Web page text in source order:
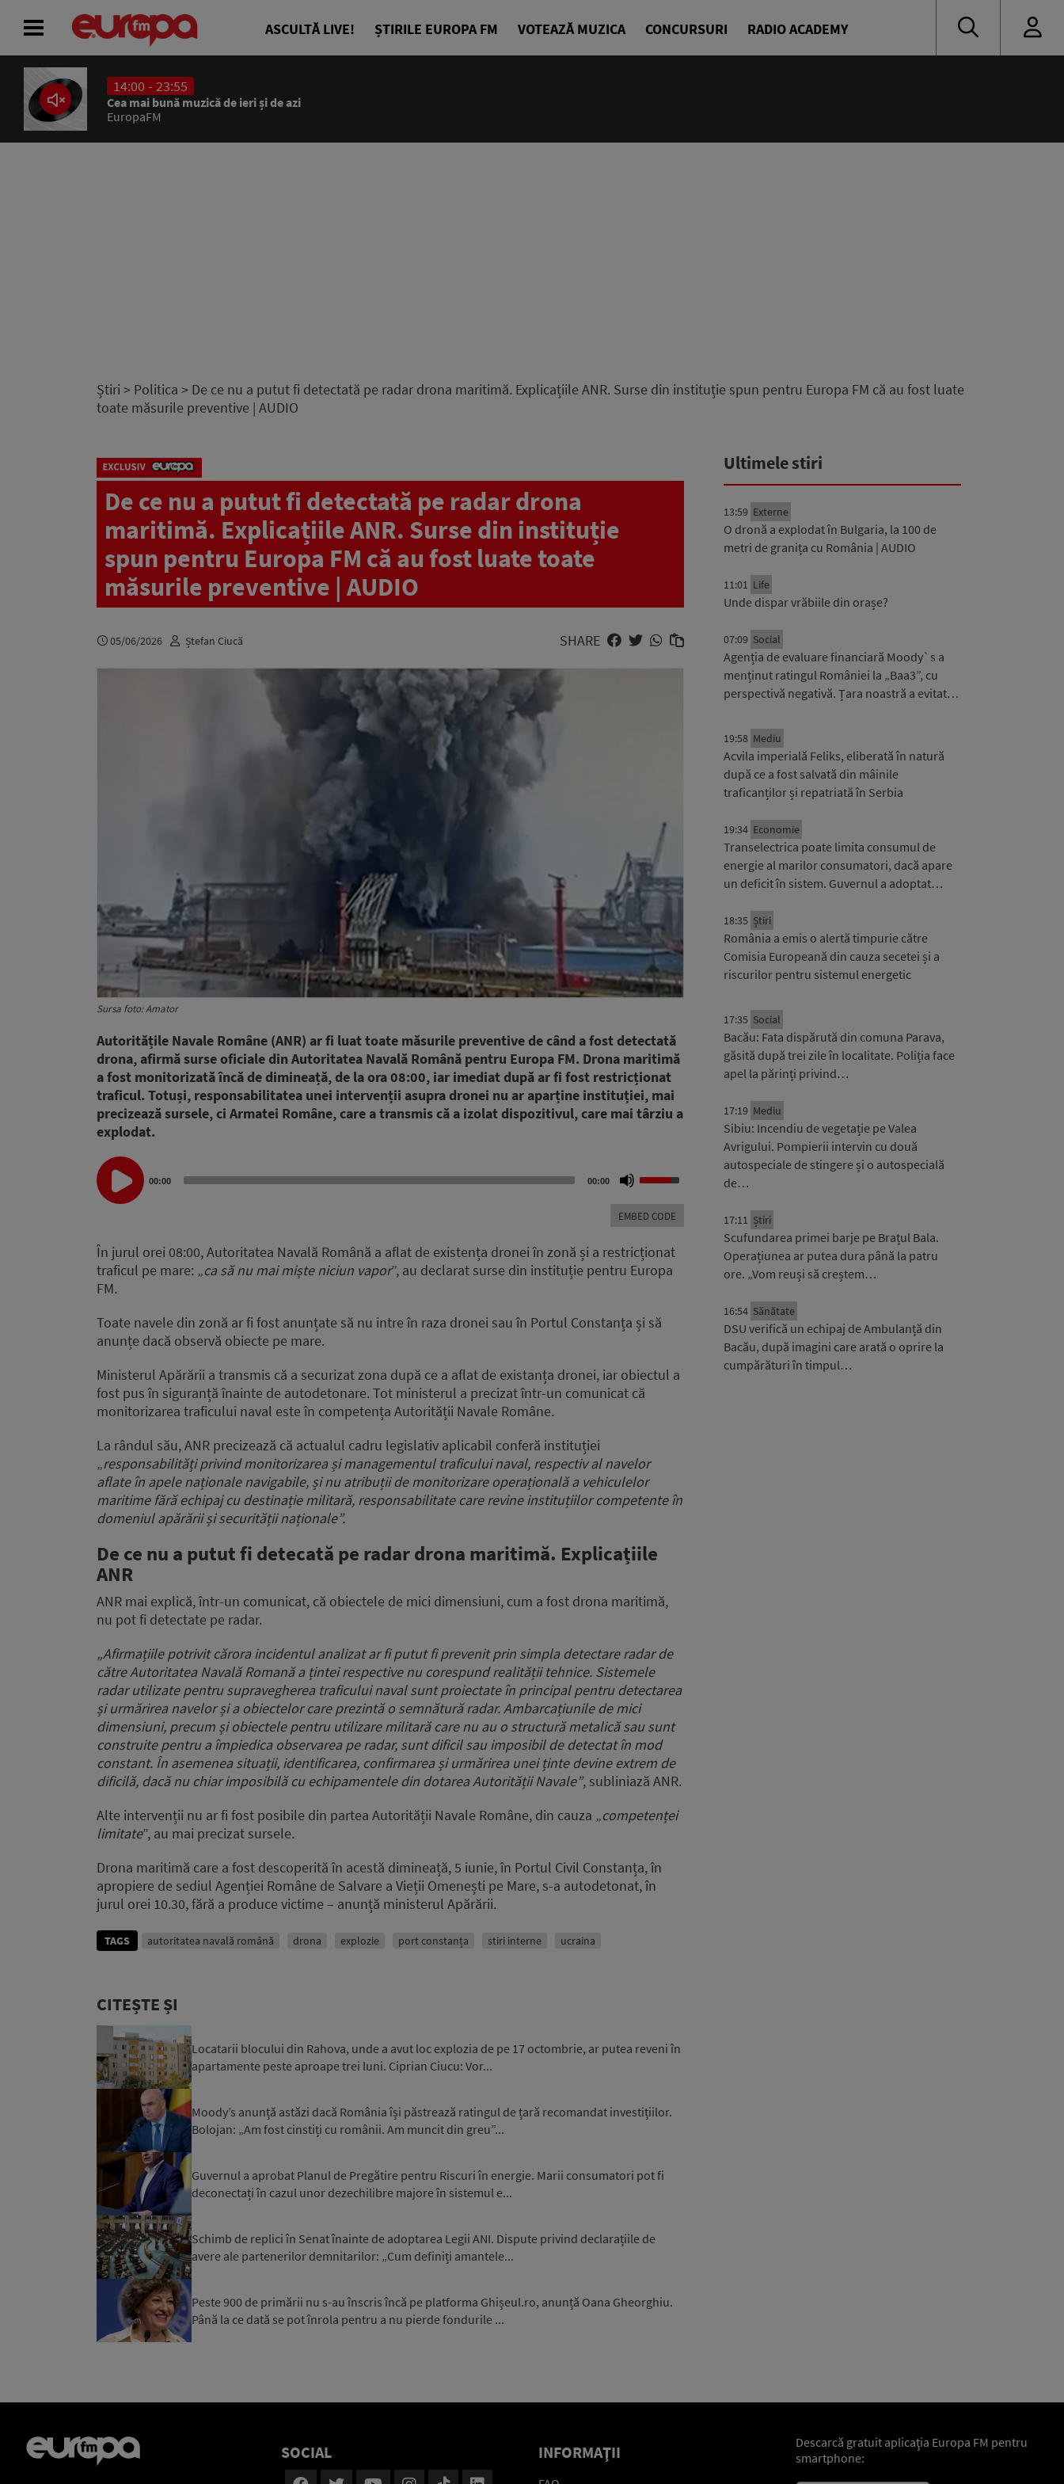
ASCULTĂ LIVE! ȘTIRILE EUROPA FM VOTEAZĂ MUZICA CONCURSURI RADIO ACADEMY
14:00 - 23:55
Cea mai bună muzică de ieri și de azi
EuropaFM
Știri > Politica > De ce nu a putut fi detectată pe radar drona maritimă. Explicațiile ANR. Surse din instituție spun pentru Europa FM că au fost luate
toate măsurile preventive | AUDIO
De ce nu a putut fi detectată pe radar drona
maritimă. Explicațiile ANR. Surse din instituție
spun pentru Europa FM că au fost luate toate
măsurile preventive | AUDIO
05/06/2026 Ștefan Ciucă SHARE
Sursa foto: Amator
Autoritățile Navale Române (ANR) ar fi luat toate măsurile preventive de când a fost detectată
drona, afirmă surse oficiale din Autoritatea Navală Română pentru Europa FM. Drona maritimă
a fost monitorizată încă de dimineață, de la ora 08:00, iar imediat după ar fi fost restricționat
traficul. Totuși, responsabilitatea unei intervenții asupra dronei nu ar aparține instituției, mai
precizează sursele, ci Armatei Române, care a transmis că a izolat dispozitivul, care mai târziu a
explodat.
Audio
Player
00:00 00:00
Up/Down
keys
increase
or
EMBED CODE
În jurul orei 08:00, Autoritatea Navală Română a aflat de existența dronei în zonă și a restricționat
traficul pe mare: „ca să nu mai miște niciun vapor”, au declarat surse din instituție pentru Europa
FM.
Toate navele din zonă ar fi fost anunțate să nu intre în raza dronei sau în Portul Constanța și să
anunțe dacă observă obiecte pe mare.
Ministerul Apărării a transmis că a securizat zona după ce a aflat de existanța dronei, iar obiectul a
fost pus în siguranță înainte de autodetonare. Tot ministerul a precizat într-un comunicat că
monitorizarea traficului naval este în competența Autorității Navale Române.
La rândul său, ANR precizează că actualul cadru legislativ aplicabil conferă instituției
„responsabilități privind monitorizarea și managementul traficului naval, respectiv al navelor
aflate în apele naționale navigabile, și nu atribuții de monitorizare operațională a vehiculelor
maritime fără echipaj cu destinație militară, responsabilitate care revine instituțiilor competente în
domeniul apărării și securității naționale”.
De ce nu a putut fi detecată pe radar drona maritimă. Explicațiile
ANR
ANR mai explică, într-un comunicat, că obiectele de mici dimensiuni, cum a fost drona maritimă,
nu pot fi detectate pe radar.
„Afirmațiile potrivit cărora incidentul analizat ar fi putut fi prevenit prin simpla detectare radar de
către Autoritatea Navală Romană a țintei respective nu corespund realității tehnice. Sistemele
radar utilizate pentru supravegherea traficului naval sunt proiectate în principal pentru detectarea
și urmărirea navelor și a obiectelor care prezintă o semnătură radar. Ambarcațiunile de mici
dimensiuni, precum și obiectele pentru utilizare militară care nu au o structură metalică sau sunt
construite pentru a împiedica observarea pe radar, sunt dificil sau imposibil de detectat în mod
constant. În asemenea situații, identificarea, confirmarea și urmărirea unei ținte devine extrem de
dificilă, dacă nu chiar imposibilă cu echipamentele din dotarea Autorității Navale”, subliniază ANR.
Alte intervenții nu ar fi fost posibile din partea Autorității Navale Române, din cauza „competenței
limitate”, au mai precizat sursele.
Drona maritimă care a fost descoperită în acestă dimineață, 5 iunie, în Portul Civil Constanța, în
apropiere de sediul Agenției Române de Salvare a Vieții Omenești pe Mare, s-a autodetonat, în
jurul orei 10.30, fără a produce victime – anunță ministerul Apărării.
TAGS autoritatea navală română drona explozie port constanța stiri interne ucraina
CITEȘTE ȘI
Locatarii blocului din Rahova, unde a avut loc explozia de pe 17 octombrie, ar putea reveni în
apartamente peste aproape trei luni. Ciprian Ciucu: Vor...
Moody’s anunță astăzi dacă România își păstrează ratingul de țară recomandat investițiilor.
Bolojan: „Am fost cinstiți cu românii. Am muncit din greu”...
Guvernul a aprobat Planul de Pregătire pentru Riscuri în energie. Marii consumatori pot fi
deconectați în cazul unor dezechilibre majore în sistemul e...
Schimb de replici în Senat înainte de adoptarea Legii ANI. Dispute privind declarațiile de
avere ale partenerilor demnitarilor: „Cum definiți amantele...
Peste 900 de primării nu s-au înscris încă pe platforma Ghișeul.ro, anunță Oana Gheorghiu.
Până la ce dată se pot înrola pentru a nu pierde fondurile ...
Ultimele stiri
13:59 Externe
O dronă a explodat în Bulgaria, la 100 de
metri de granița cu România | AUDIO
11:01 Life
Unde dispar vrăbiile din orașe?
07:09 Social
Agenția de evaluare financiară Moody`s a
menținut ratingul României la „Baa3”, cu
perspectivă negativă. Țara noastră a evitat…
19:58 Mediu
Acvila imperială Feliks, eliberată în natură
după ce a fost salvată din mâinile
traficanților și repatriată în Serbia
19:34 Economie
Transelectrica poate limita consumul de
energie al marilor consumatori, dacă apare
un deficit în sistem. Guvernul a adoptat…
18:35 Știri
România a emis o alertă timpurie către
Comisia Europeană din cauza secetei și a
riscurilor pentru sistemul energetic
17:35 Social
Bacău: Fata dispărută din comuna Parava,
găsită după trei zile în localitate. Poliția face
apel la părinți privind…
17:19 Mediu
Sibiu: Incendiu de vegetație pe Valea
Avrigului. Pompierii intervin cu două
autospeciale de stingere și o autospecială
de…
17:11 Știri
Scufundarea primei barje pe Brațul Bala.
Operațiunea ar putea dura până la patru
ore. „Vom reuși să creștem…
16:54 Sănătate
DSU verifică un echipaj de Ambulanță din
Bacău, după imagini care arată o oprire la
cumpărături în timpul…
SOCIAL INFORMAŢII
Descarcă gratuit aplicaţia Europa FM pentru
smartphone:
ACASĂ
ȘTIRI